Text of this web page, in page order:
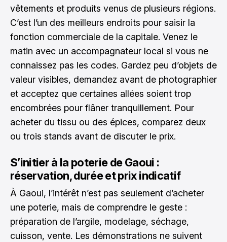
vêtements et produits venus de plusieurs régions.
C’est l’un des meilleurs endroits pour saisir la
fonction commerciale de la capitale. Venez le
matin avec un accompagnateur local si vous ne
connaissez pas les codes. Gardez peu d’objets de
valeur visibles, demandez avant de photographier
et acceptez que certaines allées soient trop
encombrées pour flâner tranquillement. Pour
acheter du tissu ou des épices, comparez deux
ou trois stands avant de discuter le prix.
S’initier à la poterie de Gaoui :
réservation, durée et prix indicatif
À Gaoui, l’intérêt n’est pas seulement d’acheter
une poterie, mais de comprendre le geste :
préparation de l’argile, modelage, séchage,
cuisson, vente. Les démonstrations ne suivent